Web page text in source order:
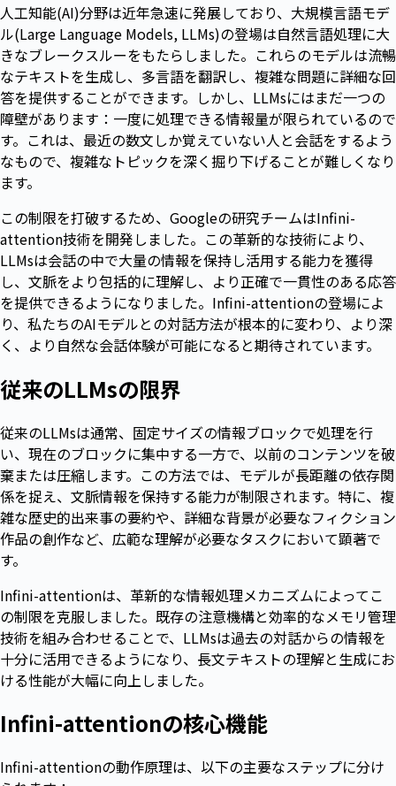
人工知能(AI)分野は近年急速に発展しており、大規模言語モデ
ル(Large Language Models, LLMs)の登場は自然言語処理に大
きなブレークスルーをもたらしました。これらのモデルは流暢
なテキストを生成し、多言語を翻訳し、複雑な問題に詳細な回
答を提供することができます。しかし、LLMsにはまだ一つの
障壁があります：一度に処理できる情報量が限られているので
す。これは、最近の数文しか覚えていない人と会話をするよう
なもので、複雑なトピックを深く掘り下げることが難しくなり
ます。
この制限を打破するため、Googleの研究チームはInfini-
attention技術を開発しました。この革新的な技術により、
LLMsは会話の中で大量の情報を保持し活用する能力を獲得
し、文脈をより包括的に理解し、より正確で一貫性のある応答
を提供できるようになりました。Infini-attentionの登場によ
り、私たちのAIモデルとの対話方法が根本的に変わり、より深
く、より自然な会話体験が可能になると期待されています。
従来のLLMsの限界
従来のLLMsは通常、固定サイズの情報ブロックで処理を行
い、現在のブロックに集中する一方で、以前のコンテンツを破
棄または圧縮します。この方法では、モデルが長距離の依存関
係を捉え、文脈情報を保持する能力が制限されます。特に、複
雑な歴史的出来事の要約や、詳細な背景が必要なフィクション
作品の創作など、広範な理解が必要なタスクにおいて顕著で
す。
Infini-attentionは、革新的な情報処理メカニズムによってこ
の制限を克服しました。既存の注意機構と効率的なメモリ管理
技術を組み合わせることで、LLMsは過去の対話からの情報を
十分に活用できるようになり、長文テキストの理解と生成にお
ける性能が大幅に向上しました。
Infini-attentionの核心機能
Infini-attentionの動作原理は、以下の主要なステップに分け